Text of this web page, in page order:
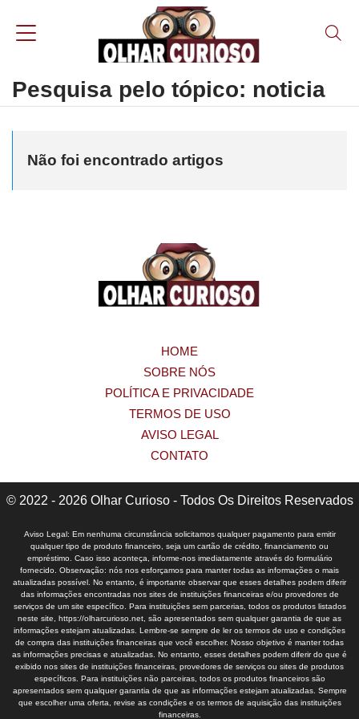
Pesquisa pelo tópico: noticia
Não foi encontrado artigos
HOME
SOBRE NÓS
POLÍTICA E PRIVACIDADE
TERMOS DE USO
AVISO LEGAL
CONTATO
© 2022 - 2026 Olhar Curioso - Todos Os Direitos Reservados
Aviso Legal: Em nenhuma circunstância solicitamos qualquer pagamento para emitir
qualquer tipo de produto financeiro, seja um cartão de crédito, financiamento ou
empréstimo. Caso isso aconteça, informe-nos imediatamente através do formulário
fornecido. Observação: nós nos esforçamos para manter todas as informações o mais
atualizadas possível. No entanto, é importante observar que esses detalhes podem diferir
das informações encontradas nos sites de instituições financeiras e/ou provedores de
serviços de um site específico. Para instituições sem parcerias, todos os produtos listados
neste site, https://olharcurioso.net, são apresentados sem qualquer garantia de que as
informações estejam atualizadas. Lembre-se sempre de ler os termos de uso e condições
de compra das instituições financeiras que você escolher. Nosso objetivo é manter todas
as informações precisas e atualizadas. No entanto, esses detalhes podem diferir do que é
exibido nos sites de instituições financeiras, provedores de serviços ou sites de produtos
específicos. Para instituições não parceiras, todos os produtos financeiros são
apresentados sem qualquer garantia de que as informações estejam atualizadas. Sempre
que escolher uma oferta, revise as condições e os termos de aquisição das instituições
financeiras.